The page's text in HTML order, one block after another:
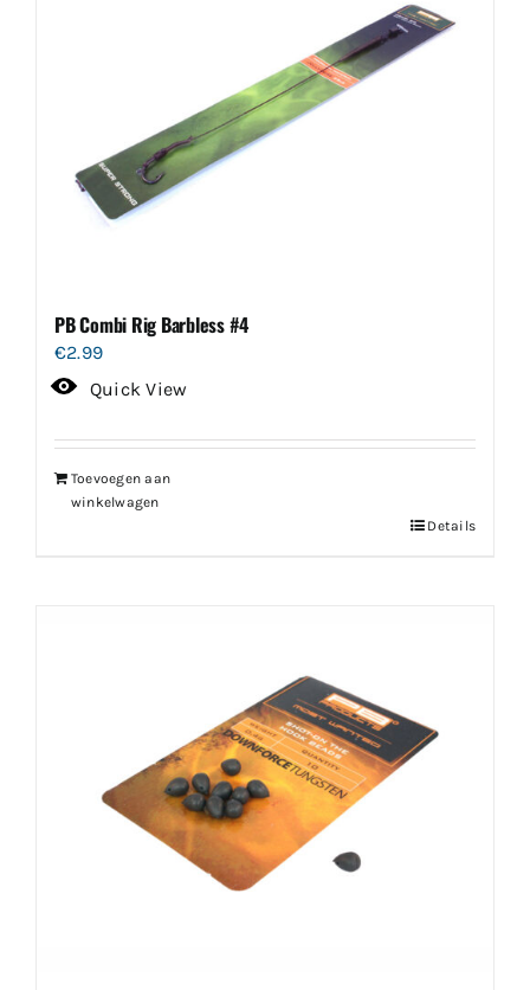
PB Combi Rig Barbless #4
€2.99
Quick View
Toevoegen aan
winkelwagen
Details